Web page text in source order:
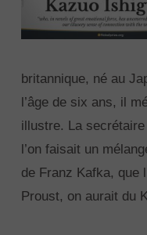
britannique, né au
l’âge de six ans, il
illustre. La
l’on faisait un
de Franz Kafka, que
Proust, on aurait du